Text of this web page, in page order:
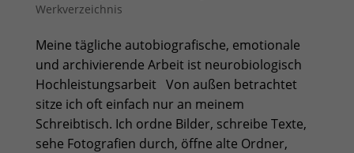
Werkverzeichnis
Meine tägliche autobiografische, emotionale
und archivierende Arbeit ist neurobiologisch
Hochleistungsarbeit Von außen betrachtet
sitze ich oft einfach nur an meinem
Schreibtisch. Ich ordne Bilder, schreibe Texte,
sehe Fotografien durch, öffne alte Ordner,